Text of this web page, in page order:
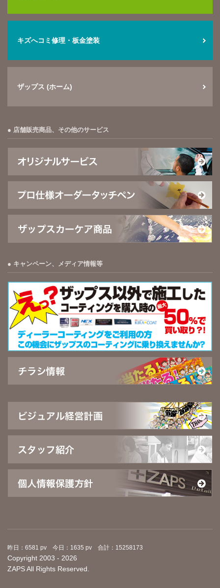
キズへコミ修理・板金塗装
ザップス (ホーム)
店舗販売商品、その他のサービス
キャンペーン、メディア情報等
昨日：6581 pv 今日：1635 pv 合計：15258173
Copyright 2003 - 2026
ZAPS All Rights Reserved.